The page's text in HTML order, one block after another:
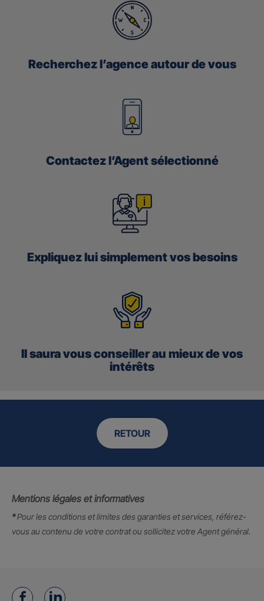
Recherchez l’agence autour de vous
Contactez l’Agent sélectionné
Expliquez lui simplement vos besoins
Il saura vous conseiller au mieux de vos
intérêts
RETOUR
Mentions légales et informatives
*Pour les conditions et limites des garanties et services, référez-
vous au contenu de votre contrat ou sollicitez votre Agent général.